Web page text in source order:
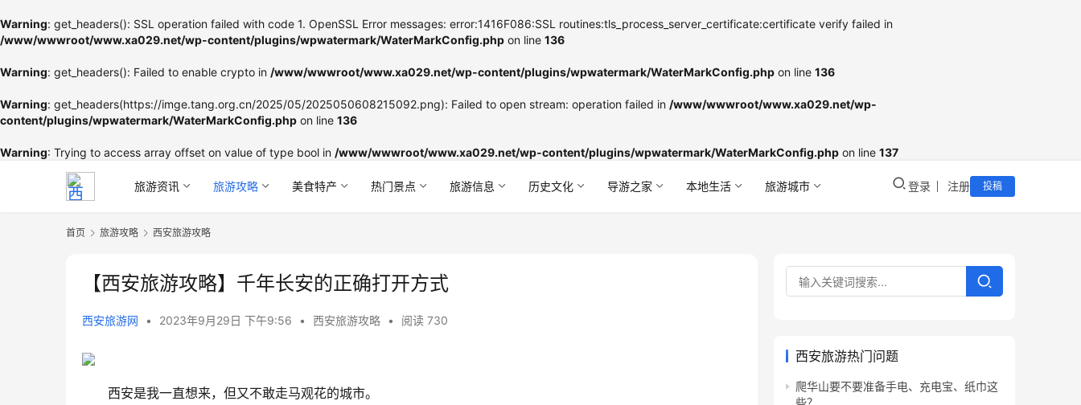
Warning: get_headers(): SSL operation failed with code 1. OpenSSL Error messages: error:1416F086:SSL routines:tls_process_server_certificate:certificate verify failed in
/www/wwwroot/www.xa029.net/wp-content/plugins/wpwatermark/WaterMarkConfig.php on line 136
Warning: get_headers(): Failed to enable crypto in /www/wwwroot/www.xa029.net/wp-content/plugins/wpwatermark/WaterMarkConfig.php on line 136
Warning: get_headers(https://imge.tang.org.cn/2025/05/2025050608215092.png): Failed to open stream: operation failed in /www/wwwroot/www.xa029.net/wp-
content/plugins/wpwatermark/WaterMarkConfig.php on line 136
Warning: Trying to access array offset on value of type bool in /www/wwwroot/www.xa029.net/wp-content/plugins/wpwatermark/WaterMarkConfig.php on line 137
旅游资讯 旅游攻略 美食特产 热门景点 旅游信息 历史文化 导游之家 本地生活 旅游城市 登录 注册 投稿
首页 旅游攻略 西安旅游攻略
【西安旅游攻略】千年长安的正确打开方式
西安旅游网 • 2023年9月29日 下午9:56 • 西安旅游攻略 • 阅读 730
西安是我一直想来，但又不敢走马观花的城市。
西安旅游热门问题
爬华山要不要准备手电、充电宝、纸巾这
些？